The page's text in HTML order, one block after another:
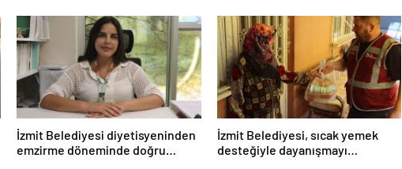
İzmit Belediyesi diyetisyeninden
emzirme döneminde doğru
İzmit Belediyesi, sıcak yemek
desteğiyle dayanışmayı